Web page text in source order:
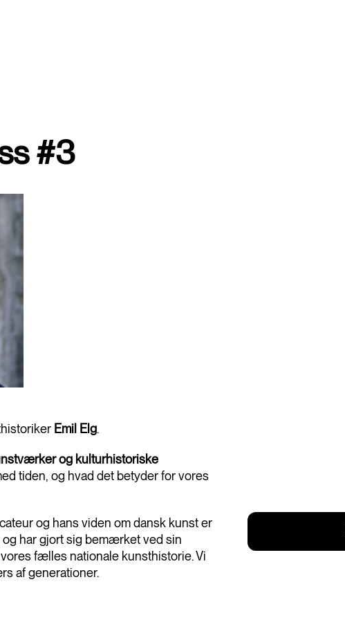
#3
Emil Elg.
og kulturhistoriske
tiden, og hvad det betyder for vores
og hans viden om dansk kunst er
og har gjort sig bemærket ved sin
fælles nationale kunsthistorie. Vi
af generationer.